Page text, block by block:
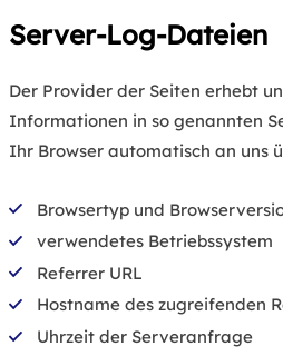
Server-Log-Dateien
Der Provider der Seiten erhebt
Informationen in so genannten
Ihr Browser automatisch an uns
Browsertyp und
verwendetes Betriebssystem
Referrer URL
Hostname des zugreifenden
Uhrzeit der Serveranfrage